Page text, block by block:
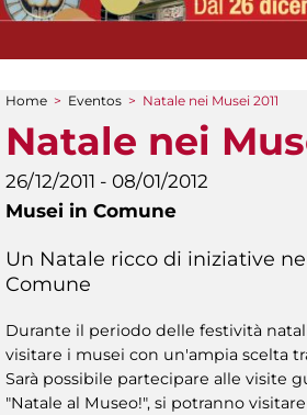
You are here
Home > Eventos > Natale nei Musei 2011
Natale nei
26/12/2011 - 08/01/2012
Musei in Comune
Un Natale ricco di iniziative
Comune
Durante il periodo delle festività
visitare i musei con un'ampia scelta
Sarà possibile partecipare alle visite
"Natale al Museo!", si potranno